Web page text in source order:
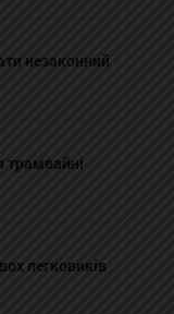
незаконний
трамвайні
легковиків